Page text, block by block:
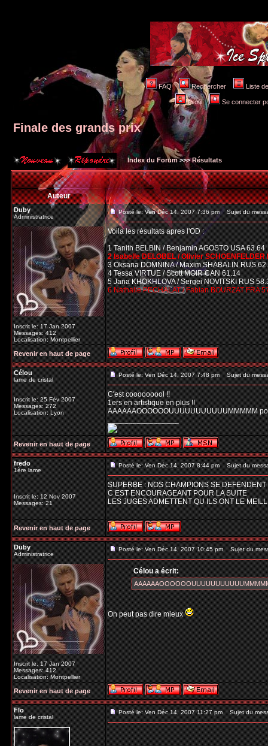
FAQ Rechercher Liste
Profil Se connecter
Finale des grands prix
Index du Forum>>>Résultats
Auteur
Duby
Administratrice
Inscrit le: 17 Jan 2007
Messages: 412
Localisation: Montpellier
Posté le: Ven Déc 14, 2007 7:36 pm Sujet du
Voila les résultats apres l'OD :
1 Tanith BELBIN / Benjamin AGOSTO USA 63.64
2 Isabelle DELOBEL / Olivier SCHOENFELDER
3 Oksana DOMNINA / Maxim SHABALIN RUS
4 Tessa VIRTUE / Scott MOIR CAN 61.14
5 Jana KHOKHLOVA / Sergei NOVITSKI RUS
6 Nathalie PECHALAT / Fabian BOURZAT FRA
Revenir en haut de page
Célou
lame de cristal
Inscrit le: 25 Fév 2007
Messages: 272
Localisation: Lyon
Posté le: Ven Déc 14, 2007 7:48 pm Sujet du
C'est cooooooool !!
1ers en artistique en plus !!
AAAAAAOOOOOOUUUUUUUUUUUMMMMM
_________________
Revenir en haut de page
fredo
1ère lame
Inscrit le: 12 Nov 2007
Messages: 21
Posté le: Ven Déc 14, 2007 8:44 pm Sujet du
SUPERBE : NOS CHAMPIONS SE
C EST ENCOURAGEANT POUR LA SUITE
LES JUGES ADMETTENT QU ILS ONT LE
Revenir en haut de page
Duby
Administratrice
Inscrit le: 17 Jan 2007
Messages: 412
Localisation: Montpellier
Posté le: Ven Déc 14, 2007 10:45 pm Sujet du
Célou a écrit:
On peut pas dire mieux
Revenir en haut de page
Flo
lame de cristal
Posté le: Ven Déc 14, 2007 11:27 pm Sujet du